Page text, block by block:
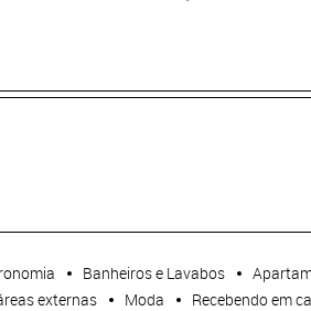
Banheiros e Lavabos
externas
Moda Recebendo em